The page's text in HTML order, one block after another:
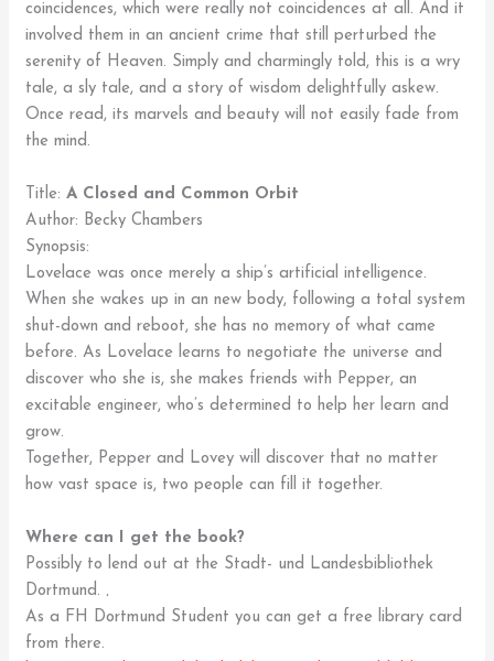
coincidences, which were really not coincidences at all. And it
involved them in an ancient crime that still perturbed the
serenity of Heaven. Simply and charmingly told, this is a wry
tale, a sly tale, and a story of wisdom delightfully askew.
Once read, its marvels and beauty will not easily fade from
the mind.
Title:A Closed and Common Orbit
Author: Becky Chambers
Synopsis:
Lovelace was once merely a ship’s artificial intelligence.
When she wakes up in an new body, following a total system
shut-down and reboot, she has no memory of what came
before. As Lovelace learns to negotiate the universe and
discover who she is, she makes friends with Pepper, an
excitable engineer, who’s determined to help her learn and
grow.
Together, Pepper and Lovey will discover that no matter
how vast space is, two people can fill it together.
Where can I get the book?
Possibly to lend out at the Stadt- und Landesbibliothek
Dortmund. ‚
As a FH Dortmund Student you can get a free library card
from there.